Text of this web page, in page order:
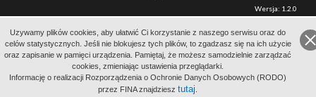
Uzywamy plików cookies, aby ułatwić Ci korzystanie z naszego serwisu oraz do
celów statystycznych. Jeśli nie blokujesz tych plików, to zgadzasz się na ich użycie
oraz zapisanie w pamięci urządzenia. Pamiętaj, że możesz samodzielnie zarządzać
cookies, zmieniając ustawienia przeglądarki.
Informację o realizacji Rozporządzenia o Ochronie Danych Osobowych (RODO)
przez FINA znajdziesz tutaj
Wersja: 1.2.0